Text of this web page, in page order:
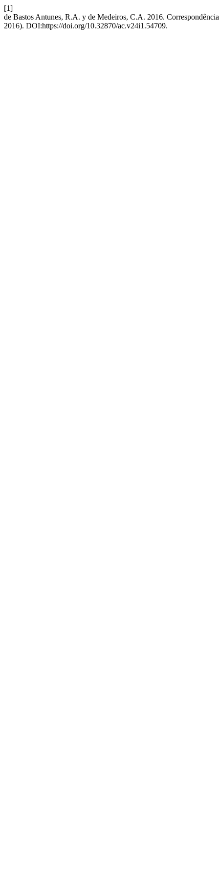
[1]
de Bastos Antunes, R.A. y de Medeiros, C.A. 2016.
2016). DOI:https://doi.org/10.32870/ac.v24i1.54709.